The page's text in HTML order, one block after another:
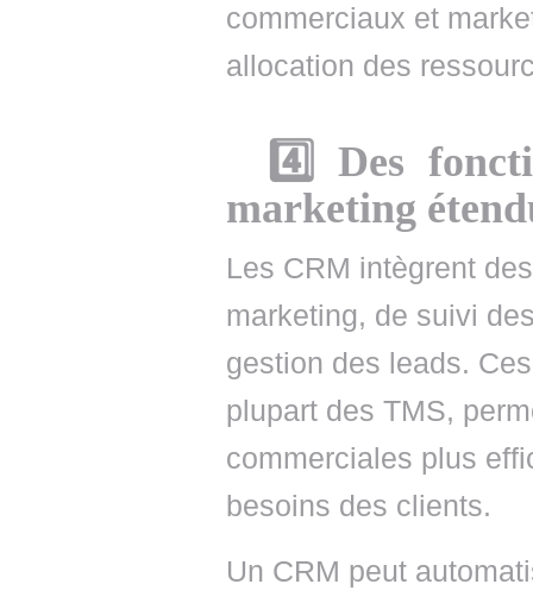
commerciaux et
allocation des
4️⃣ Des
marketing
Les CRM intègrent
marketing, de suivi
gestion des leads.
plupart des TMS,
commerciales plus
besoins des clients.
Un CRM peut